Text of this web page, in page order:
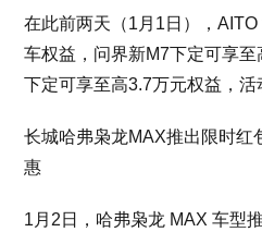
在此前两天（1月1日），
车权益，问界新M7下定可享
下定可享至高3.7万元权益，活
长城哈弗枭龙MAX推出限时红
惠
1月2日，哈弗枭龙 MAX 车型